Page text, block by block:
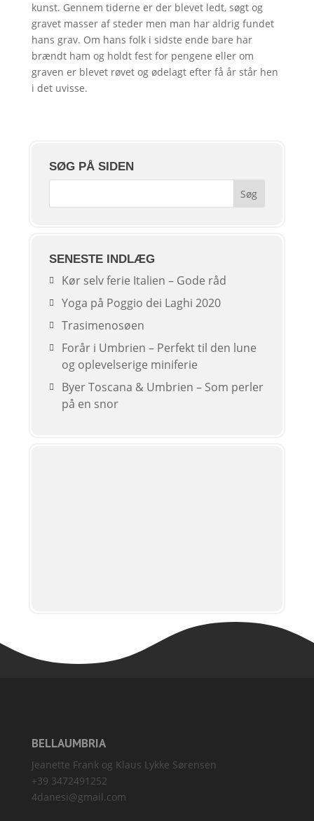
kunst. Gennem tiderne er der blevet ledt, søgt og
gravet masser af steder men man har aldrig fundet
hans grav. Om hans folk i sidste ende bare har
brændt ham og holdt fest for pengene eller om
graven er blevet røvet og ødelagt efter få år står hen
i det uvisse.
SØG PÅ SIDEN
SENESTE INDLÆG
Kør selv ferie Italien – Gode råd
Yoga på Poggio dei Laghi 2020
Trasimenosøen
Forår i Umbrien – Perfekt til den lune
og oplevelserige miniferie
Byer Toscana & Umbrien – Som perler
på en snor
BELLAUMBRIA
Jeanette Frank og Klaus Lykke Sørensen
+39 3472491252
4danesi@gmail.com